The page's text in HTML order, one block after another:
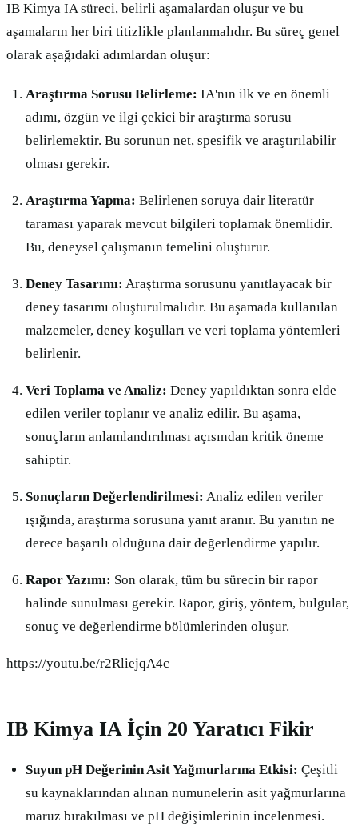
IB Kimya IA süreci, belirli aşamalardan oluşur ve bu
aşamaların her biri titizlikle planlanmalıdır. Bu süreç genel
olarak aşağıdaki adımlardan oluşur:
Araştırma Sorusu Belirleme: IA'nın ilk ve en önemli
adımı, özgün ve ilgi çekici bir araştırma sorusu
belirlemektir. Bu sorunun net, spesifik ve araştırılabilir
olması gerekir.
Araştırma Yapma: Belirlenen soruya dair literatür
taraması yaparak mevcut bilgileri toplamak önemlidir.
Bu, deneysel çalışmanın temelini oluşturur.
Deney Tasarımı: Araştırma sorusunu yanıtlayacak bir
deney tasarımı oluşturulmalıdır. Bu aşamada kullanılan
malzemeler, deney koşulları ve veri toplama yöntemleri
belirlenir.
Veri Toplama ve Analiz: Deney yapıldıktan sonra elde
edilen veriler toplanır ve analiz edilir. Bu aşama,
sonuçların anlamlandırılması açısından kritik öneme
sahiptir.
Sonuçların Değerlendirilmesi: Analiz edilen veriler
ışığında, araştırma sorusuna yanıt aranır. Bu yanıtın ne
derece başarılı olduğuna dair değerlendirme yapılır.
Rapor Yazımı: Son olarak, tüm bu sürecin bir rapor
halinde sunulması gerekir. Rapor, giriş, yöntem, bulgular,
sonuç ve değerlendirme bölümlerinden oluşur.
https://youtu.be/r2RliejqA4c
IB Kimya IA İçin 20 Yaratıcı Fikir
Suyun pH Değerinin Asit Yağmurlarına Etkisi: Çeşitli
su kaynaklarından alınan numunelerin asit yağmurlarına
maruz bırakılması ve pH değişimlerinin incelenmesi.